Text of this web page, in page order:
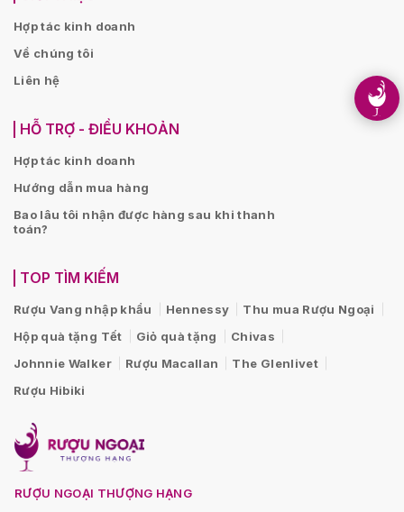
Hợp tác kinh doanh
Về chúng tôi
Liên hệ
HỖ TRỢ - ĐIỀU KHOẢN
Hợp tác kinh doanh
Hướng dẫn mua hàng
Bao lâu tôi nhận được hàng sau khi thanh
toán?
TOP TÌM KIẾM
Rượu Vang nhập khẩu Hennessy
Thu mua Rượu Ngoại
Hộp quà tặng Tết
Giỏ quà tặng
Chivas
Johnnie Walker
Rượu Macallan
The Glenlivet
Rượu Hibiki
RƯỢU NGOẠI THƯỢNG HẠNG